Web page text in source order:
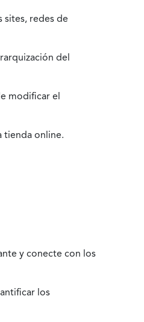
sites, redes de
del
modificar el
tienda online.
y conecte con los
los